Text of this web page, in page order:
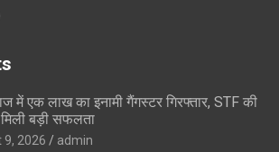
में एक लाख का इनामी गैंगस्टर गिरफ्तार, STF की
बड़ी सफलता
9, 2026 admin